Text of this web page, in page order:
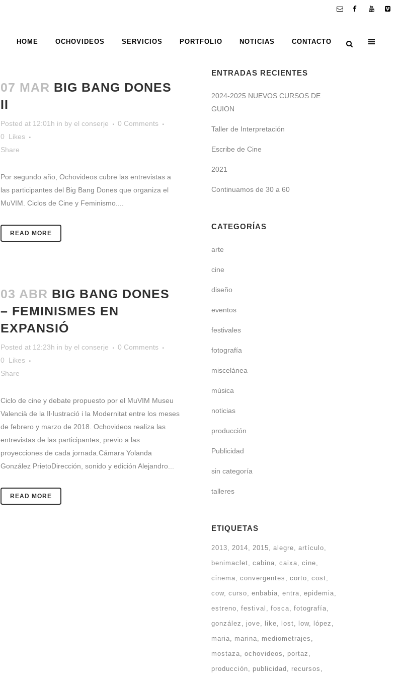
HOME OCHOVIDEOS SERVICIOS PORTFOLIO NOTICIAS CONTACTO
ARCHIVE
07 MAR BIG BANG DONES
II
Posted at 12:01h in by el conserje
0 Comments
0
Likes
Share
Por segundo año, Ochovideos cubre las entrevistas a
las participantes del Big Bang Dones que organiza el
MuVIM. Ciclos de Cine y Feminismo....
READ MORE
03 ABR BIG BANG DONES
– FEMINISMES EN
EXPANSIÓ
Posted at 12:23h in by el conserje
0 Comments
0
Likes
Share
Ciclo de cine y debate propuesto por el MuVIM Museu
Valencià de la Il·lustració i la Modernitat entre los meses
de febrero y marzo de 2018. Ochovideos realiza las
entrevistas de las participantes, previo a las
proyecciones de cada jornada.Cámara Yolanda
González PrietoDirección, sonido y edición Alejandro...
READ MORE
ENTRADAS RECIENTES
2024-2025 NUEVOS CURSOS DE
GUION
Taller de Interpretación
Escribe de Cine
2021
Continuamos de 30 a 60
CATEGORÍAS
arte
cine
diseño
eventos
festivales
fotografía
miscelánea
música
noticias
producción
Publicidad
sin categoría
talleres
ETIQUETAS
2013 2014 2015 alegre
artículo
benimaclet
cabina caixa
cine
cinema
convergentes corto
cost
cow curso enbabia entra
epidemia
estreno
festival fosca
fotografía
gonzález
jove like lost low
lópez
maria
marina
mediometrajes
mostaza
ochovideos
portaz
producción
publicidad recursos